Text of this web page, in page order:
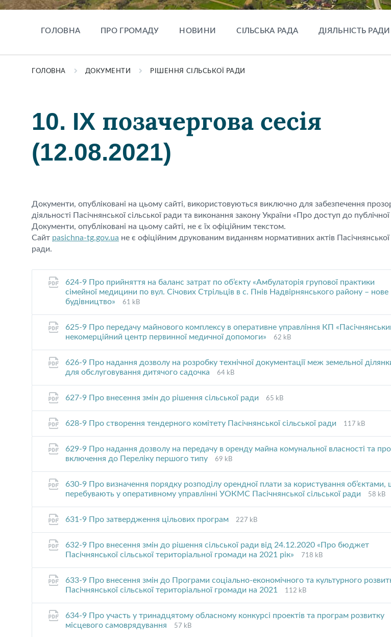
ГОЛОВНА ПРО ГРОМАДУ НОВИНИ СІЛЬСЬКА РАДА ДІЯЛЬНІСТЬ РАДИ
ГОЛОВНА ДОКУМЕНТИ РІШЕННЯ СІЛЬСЬКОЇ РАДИ
10. IX позачергова сесія
(12.08.2021)
Документи, опубліковані на цьому сайті, використовуються виключно для забезпечення
діяльності Пасічнянської сільської ради та виконання закону України «Про доступ до публічної
Документи, опубліковані на цьому сайті, не є їх офіційним текстом.
Сайт pasichna-tg.gov.ua не є офіційним друкованим виданням нормативних актів Пасічнянської
ради.
624-9 Про прийняття на баланс затрат по об’єкту «Амбулаторія групової практики
сімейної медицини по вул. Січових Стрільців в с. Пнів Надвірнянського району – нове
будівництво»
File
File
61 kB
625-9 Про передачу майнового комплексу в оперативне управління КП
некомерційний центр первинної медичної допомоги»
File
File
62 kB
626-9 Про надання дозволу на розробку технічної документації меж земельної
для обслуговування дитячого садочка
File
File
64 kB
627-9 Про внесення змін до рішення сільської ради
File
File
65 kB
628-9 Про створення тендерного комітету Пасічнянської сільської ради
File
File
117 kB
629-9 Про надання дозволу на передачу в оренду майна комунальної власності та про
включення до Переліку першого типу
File
File
69 kB
630-9 Про визначення порядку розподілу орендної плати за користування об’єктами,
перебувають у оперативному управлінні УОКМС Пасічнянської сільської ради
File
File
58 kB
631-9 Про затвердження цільових програм
File
File
227 kB
632-9 Про внесення змін до рішення сільської ради від 24.12.2020 «Про бюджет
Пасічнянської сільської територіальної громади на 2021 рік»
File
File
718 kB
633-9 Про внесення змін до Програми соціально-економічного та культурного
Пасічнянської сільської територіальної громади на 2021
File
File
112 kB
634-9 Про участь у тринадцятому обласному конкурсі проектів та програм розвитку
місцевого самоврядування
File
File
57 kB